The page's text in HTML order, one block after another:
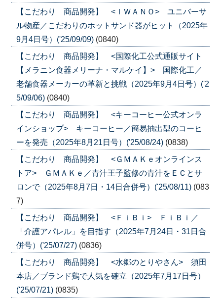
【こだわり 商品開発】 <ＩＷＡＮＯ> ユニバーサ
ル物産／こだわりのホットサンド器がヒット（2025年
9月4日号）('25/09/09) (0840)
【こだわり 商品開発】 <国際化工公式通販サイト
【メラニン食器メリーナ・マルケイ】> 国際化工／
老舗食器メーカーの革新と挑戦（2025年9月4日号）('2
5/09/06) (0840)
【こだわり 商品開発】 <キーコーヒー公式オンラ
インショップ> キーコーヒー／簡易抽出型のコーヒ
ーを発売（2025年8月21日号）('25/08/24) (0838)
【こだわり 商品開発】 <ＧＭＡＫｅオンラインス
トア> ＧＭＡＫｅ／青汁王子監修の青汁をＥＣとサ
ロンで（2025年8月7日・14日合併号）('25/08/11) (083
7)
【こだわり 商品開発】 <ＦｉＢｉ> ＦｉＢｉ／
「介護アパレル」を目指す（2025年7月24日・31日合
併号）('25/07/27) (0836)
【こだわり 商品開発】 <水郷のとりやさん> 須田
本店／ブランド鶏で人気を確立（2025年7月17日号）
('25/07/21) (0835)